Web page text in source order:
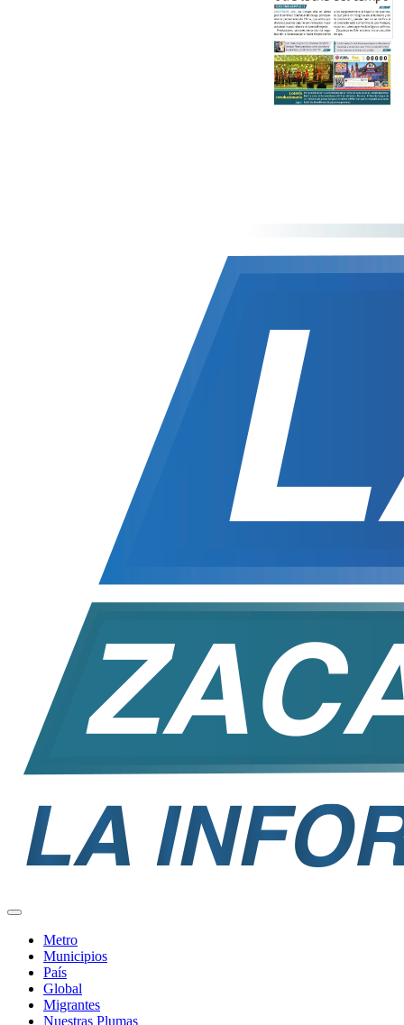
Metro
Municipios
País
Global
Migrantes
Nuestras Plumas